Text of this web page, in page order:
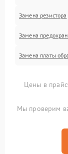
Замена резистора
Замена
Замена платы
Цены в
Мы проверим